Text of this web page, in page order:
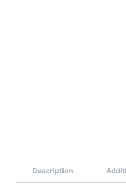
Description